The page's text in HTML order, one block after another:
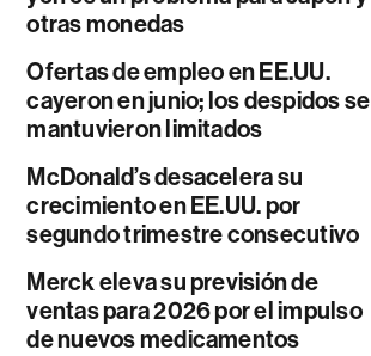
otras monedas
Ofertas de empleo en EE.UU.
cayeron en junio; los despidos se
mantuvieron limitados
McDonald’s desacelera su
crecimiento en EE.UU. por
segundo trimestre consecutivo
Merck eleva su previsión de
ventas para 2026 por el impulso
de nuevos medicamentos